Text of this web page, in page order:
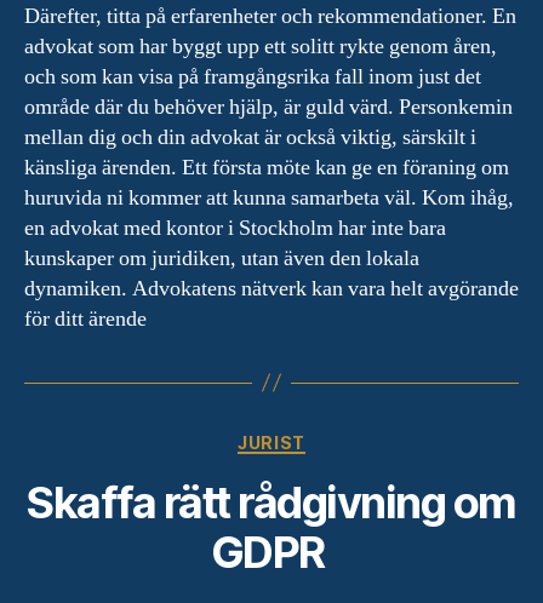
Därefter, titta på erfarenheter och rekommendationer. En
advokat som har byggt upp ett solitt rykte genom åren,
och som kan visa på framgångsrika fall inom just det
område där du behöver hjälp, är guld värd. Personkemin
mellan dig och din advokat är också viktig, särskilt i
känsliga ärenden. Ett första möte kan ge en föraning om
huruvida ni kommer att kunna samarbeta väl. Kom ihåg,
en advokat med kontor i Stockholm har inte bara
kunskaper om juridiken, utan även den lokala
dynamiken. Advokatens nätverk kan vara helt avgörande
för ditt ärende
Kategorier
JURIST
Skaffa rätt rådgivning om
GDPR